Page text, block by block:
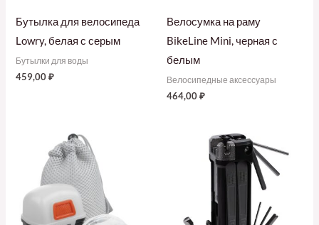
Бутылка для велосипеда
Lowry, белая с серым
Бутылки для воды
459,00₽
Велосумка на раму
BikeLine Mini, черная с
белым
Велосипедные аксессуары
464,00₽